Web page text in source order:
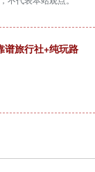
谱旅行社+纯玩路